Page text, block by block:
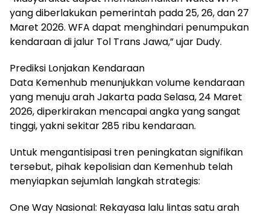
yang diberlakukan pemerintah pada 25, 26, dan 27
Maret 2026. WFA dapat menghindari penumpukan
kendaraan di jalur Tol Trans Jawa,” ujar Dudy.
Prediksi Lonjakan Kendaraan
Data Kemenhub menunjukkan volume kendaraan
yang menuju arah Jakarta pada Selasa, 24 Maret
2026, diperkirakan mencapai angka yang sangat
tinggi, yakni sekitar 285 ribu kendaraan.
Untuk mengantisipasi tren peningkatan signifikan
tersebut, pihak kepolisian dan Kemenhub telah
menyiapkan sejumlah langkah strategis:
One Way Nasional: Rekayasa lalu lintas satu arah